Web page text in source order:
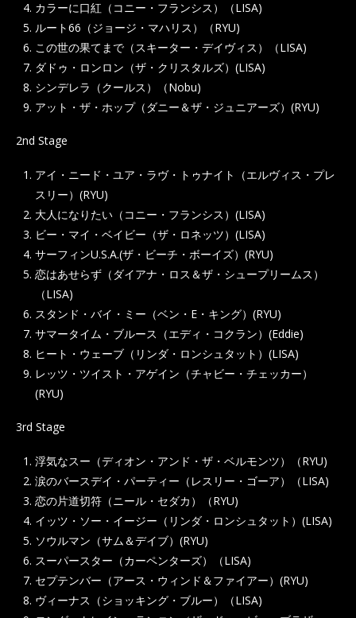
カラーに口紅（コニー・フランシス）（LISA)
ルート66（ジョージ・マハリス）（RYU)
この世の果てまで（スキーター・デイヴィス）（LISA)
ダドゥ・ロンロン（ザ・クリスタルズ）(LISA)
シンデレラ（クールス）（Nobu)
アット・ザ・ホップ（ダニー＆ザ・ジュニアーズ）(RYU)
2nd Stage
アイ・ニード・ユア・ラヴ・トゥナイト（エルヴィス・プレ
スリー）(RYU)
大人になりたい（コニー・フランシス）(LISA)
ビー・マイ・ベイビー（ザ・ロネッツ）(LISA)
サーフィンU.S.A.(ザ・ビーチ・ボーイズ）(RYU)
恋はあせらず（ダイアナ・ロス＆ザ・シュープリームス）
（LISA)
スタンド・バイ・ミー（ベン・E・キング）(RYU)
サマータイム・ブルース（エディ・コクラン）(Eddie)
ヒート・ウェーブ（リンダ・ロンシュタット）(LISA)
レッツ・ツイスト・アゲイン（チャビー・チェッカー）
(RYU)
3rd Stage
浮気なスー（ディオン・アンド・ザ・ベルモンツ）（RYU)
涙のバースデイ・パーティー（レスリー・ゴーア）（LISA)
恋の片道切符（ニール・セダカ）（RYU)
イッツ・ソー・イージー（リンダ・ロンシュタット）(LISA)
ソウルマン（サム＆デイブ）(RYU)
スーパースター（カーペンターズ）（LISA)
セプテンバー（アース・ウィンド＆ファイアー）(RYU)
ヴィーナス（ショッキング・ブルー）（LISA)